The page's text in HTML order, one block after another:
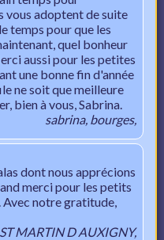
vous adoptent de suite
temps pour que les
quel bonheur
aussi pour les petites
une bonne fin d'année
ne soit que meilleure
bien à vous, Sabrina.
sabrina, bourges,
dont nous apprécions
merci pour les petits
Avec notre gratitude,
MARTIN D AUXIGNY,